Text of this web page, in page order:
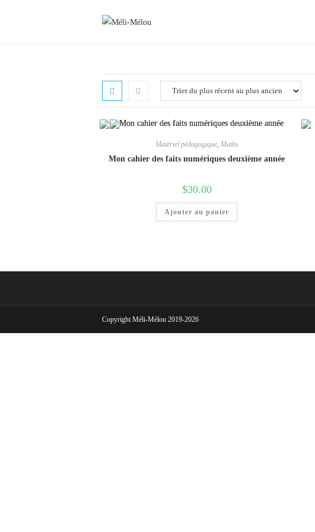
Matériel pédagogique, Maths
Mon cahier des faits numériques deuxième année
$30.00
Ajouter au panier
Copyright Méli-Mélou 2019-2026